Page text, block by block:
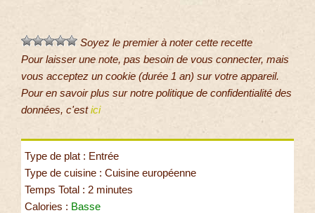
Soyez le premier à noter cette recette
Pour laisser une note, pas besoin de vous connecter, mais
vous acceptez un cookie (durée 1 an) sur votre appareil.
Pour en savoir plus sur notre politique de confidentialité des
données, c'estici
Type de plat : Entrée
Type de cuisine : Cuisine européenne
Temps Total : 2 minutes
Calories : Basse